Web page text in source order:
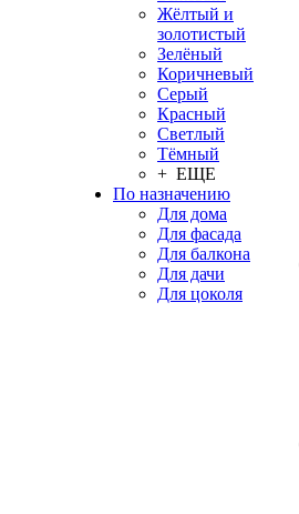
Жёлтый и
золотистый
Зелёный
Коричневый
Серый
Красный
Светлый
Тёмный
+ ЕЩЕ
По назначению
Для дома
Для фасада
Для балкона
Для дачи
Для цоколя